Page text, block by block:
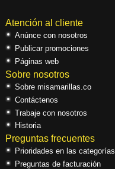
Atención al cliente
Anúnce con nosotros
Publicar promociones
Páginas web
Sobre nosotros
Sobre misamarillas.co
Contáctenos
Trabaje con nosotros
Historia
Preguntas frecuentes
Prioridades en las categorías
Preguntas de facturación